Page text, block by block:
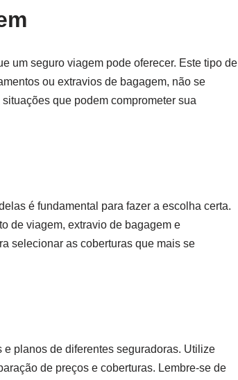
um seguro viagem pode oferecer. Este tipo de
ou extravios de bagagem, não se
que podem comprometer sua
é fundamental para fazer a escolha certa.
de viagem, extravio de bagagem e
selecionar as coberturas que mais se
planos de diferentes seguradoras. Utilize
de preços e coberturas. Lembre-se de